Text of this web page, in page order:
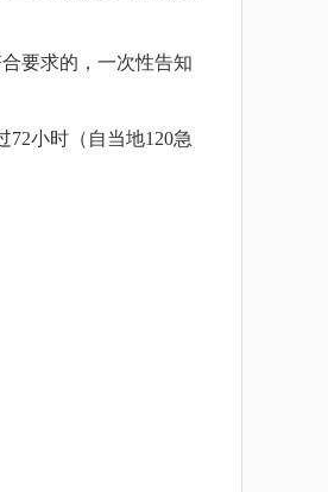
要求的，一次性告知
小时（自当地120急